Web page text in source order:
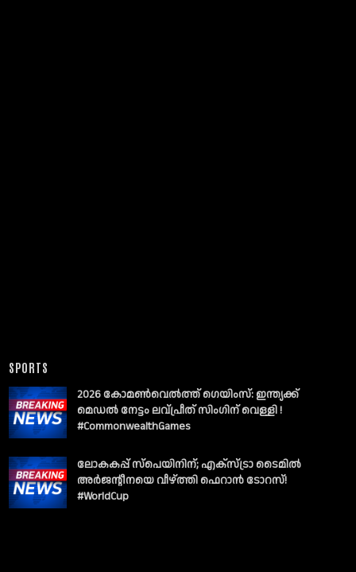
SPORTS
2026 കോമൺവെൽത്ത് ഗെയിംസ്: ഇന്ത്യക്ക്
മെഡൽ നേട്ടം ലവ്പ്രീത് സിംഗിന് വെള്ളി !
#CommonwealthGames
ലോകകപ്പ് സ്പെയിനിന്; എക്സ്ട്രാ ടൈമിൽ
അർജന്റീനയെ വീഴ്ത്തി ഫെറാൻ ടോറസ്!
#WorldCup